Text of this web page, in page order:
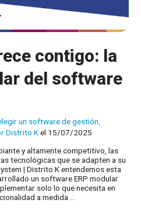
contigo: la
del software
un software de gestión
Distrito Kel 15/07/2025
y altamente competitivo, las
tecnológicas que se adapten a su
| Distrito.K entendemos esta
un software ERP modular
solo lo que necesita en
a medida …